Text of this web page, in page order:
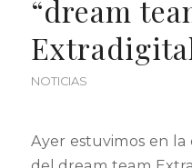
“dream
NOTICIAS
Ayer estuvimos en